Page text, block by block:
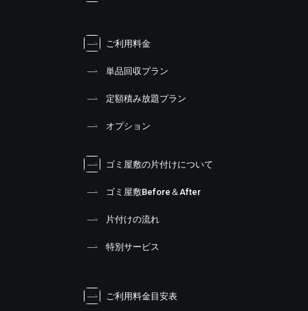
ご利用料金
単品回収プラン
定額積み放題プラン
オプション
ゴミ屋敷の片付けについて
ゴミ屋敷Before＆After
片付けの流れ
特別サービス
ご利用料金目安表